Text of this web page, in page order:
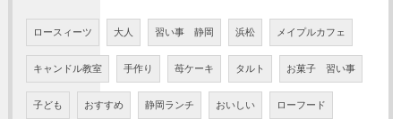
ロースィーツ 大人 習い事 静岡 浜松 メイプルカフェ
キャンドル教室 手作り 苺ケーキ タルト お菓子 習い事
子ども おすすめ 静岡ランチ おいしい ローフード